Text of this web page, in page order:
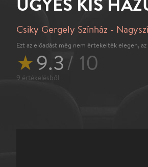
Csiky Gergely Színház -
Ezt az előadást még nem értekelték elegen,
★9.3/ 10
9 értékelésből